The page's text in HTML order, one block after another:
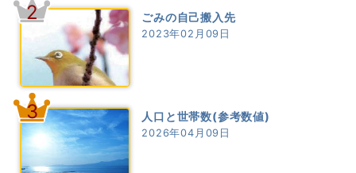
2 ごみの自己搬入先
2023年02月09日
3 人口と世帯数(参考数値)
2026年04月09日